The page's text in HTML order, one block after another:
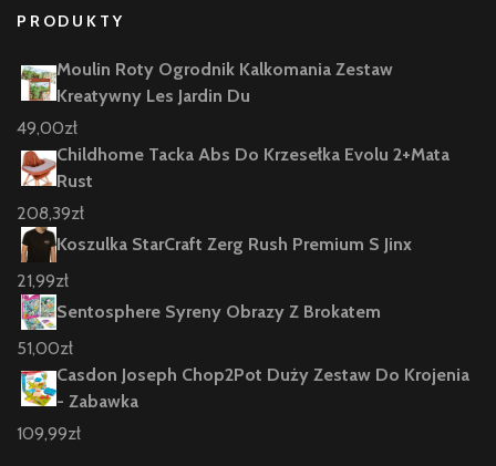
PRODUKTY
Moulin Roty Ogrodnik Kalkomania Zestaw
Kreatywny Les Jardin Du
49,00zł
Childhome Tacka Abs Do Krzesełka Evolu 2+Mata
Rust
208,39zł
Koszulka StarCraft Zerg Rush Premium S Jinx
21,99zł
Sentosphere Syreny Obrazy Z Brokatem
51,00zł
Casdon Joseph Chop2Pot Duży Zestaw Do Krojenia
- Zabawka
109,99zł